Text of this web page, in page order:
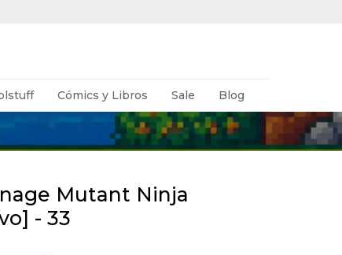
Cómics y Libros Sale Blog
Mutant Ninja
- 33